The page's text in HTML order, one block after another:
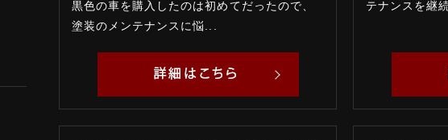
黒色の車を購入したのは初めてだったので、
塗装のメンテナンスに悩...
テナンスを継